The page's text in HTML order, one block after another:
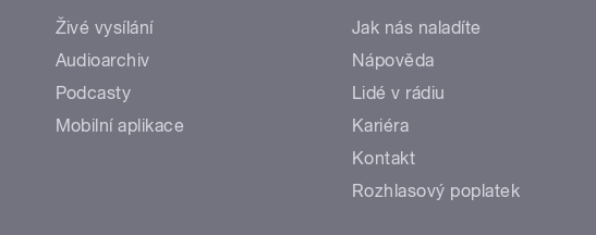
Živé vysílání
Audioarchiv
Podcasty
Mobilní aplikace
Jak nás naladíte
Nápověda
Lidé v rádiu
Kariéra
Kontakt
Rozhlasový poplatek